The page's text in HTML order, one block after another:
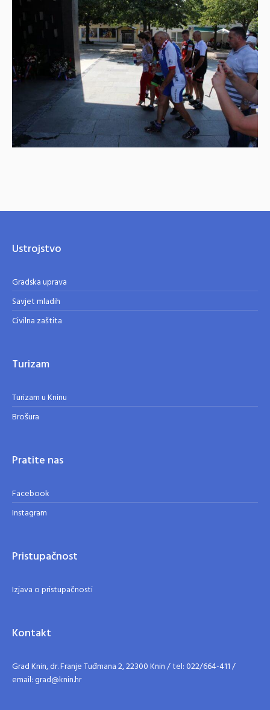
Ustrojstvo
Gradska uprava
Savjet mladih
Civilna zaštita
Turizam
Turizam u Kninu
Brošura
Pratite nas
Facebook
Instagram
Pristupačnost
Izjava o pristupačnosti
Kontakt
Grad Knin, dr. Franje Tuđmana 2, 22300 Knin / tel: 022/664-411 /
email: grad@knin.hr